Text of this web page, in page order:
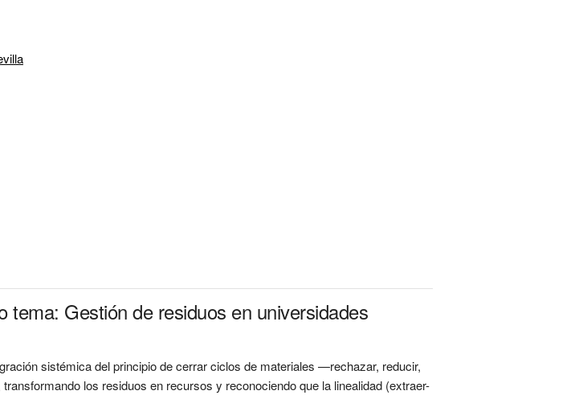
Gestión de residuos en universidades
sistémica del principio de cerrar ciclos de materiales —rechazar, reducir,
los residuos en recursos y reconociendo que la linealidad (extraer-